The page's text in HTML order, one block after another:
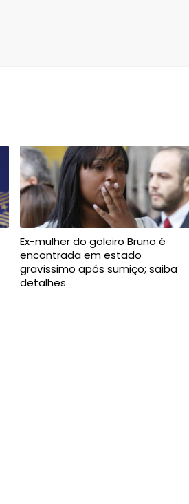
Ex-mulher do goleiro Bruno é
encontrada em estado
gravíssimo após sumiço; saiba
detalhes